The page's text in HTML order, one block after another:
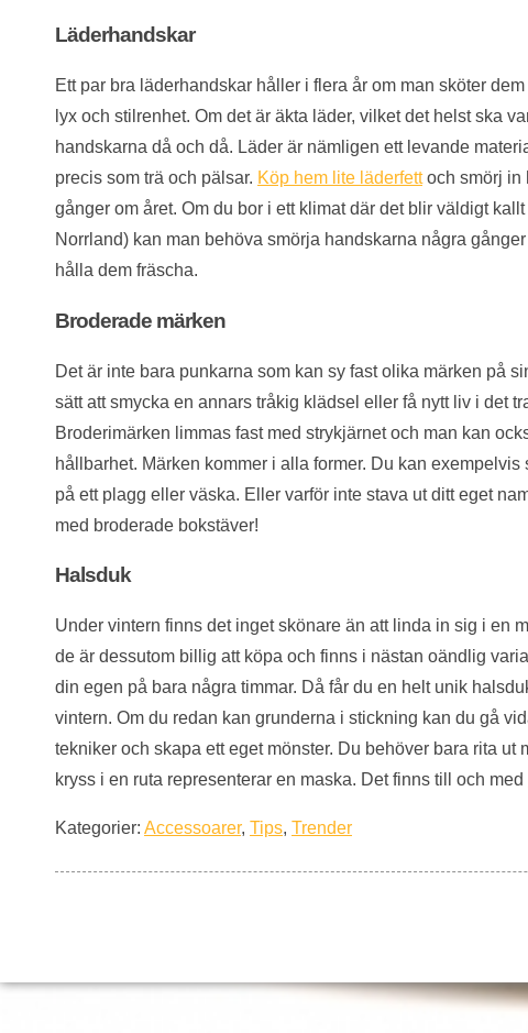
Läderhandskar
Ett par bra läderhandskar håller i flera år om man sköter
lyx och stilrenhet. Om det är äkta läder, vilket det helst ska
handskarna då och då. Läder är nämligen ett levande
precis som trä och pälsar. Köp hem lite läderfettoch smörj in
gånger om året. Om du bor i ett klimat där det blir väldigt
Norrland) kan man behöva smörja handskarna några
hålla dem fräscha.
Broderade märken
Det är inte bara punkarna som kan sy fast olika märken på
sätt att smycka en annars tråkig klädsel eller få nytt liv i det
Broderimärken limmas fast med strykjärnet och man kan
hållbarhet. Märken kommer i alla former. Du kan exempelvis
på ett plagg eller väska. Eller varför inte stava ut ditt eget
med broderade bokstäver!
Halsduk
Under vintern finns det inget skönare än att linda in sig i en
de är dessutom billig att köpa och finns i nästan oändlig
din egen på bara några timmar. Då får du en helt unik
vintern. Om du redan kan grunderna i stickning kan du gå
tekniker och skapa ett eget mönster. Du behöver bara rita ut
kryss i en ruta representerar en maska. Det finns till och med
Kategorier: Accessoarer, Tips, Trender